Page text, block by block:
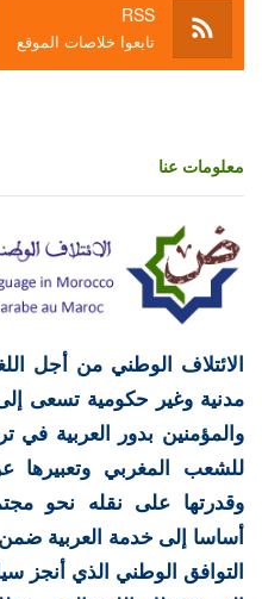
RSS
تابعوا خلاصات الموقع
معلومات عنا
الائتلاف الوطني من أجل
مدنية وغير حكومية تسعى
والمؤمنين بدور العربية في
للشعب المغربي وتعبيرها
وقدرتها على نقله نحو
أساسا إلى خدمة العربية
التوافق الوطني الذي أنجز